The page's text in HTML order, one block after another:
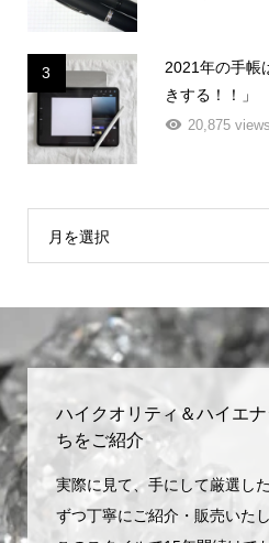
3
2021年の手帳
きする！！」
20,875 views
月を選択
ハイクオリティ＆ハイエ
ちをご紹介
実際に見て、手にして厳選し
ずつ丁寧にご紹介・販売いた